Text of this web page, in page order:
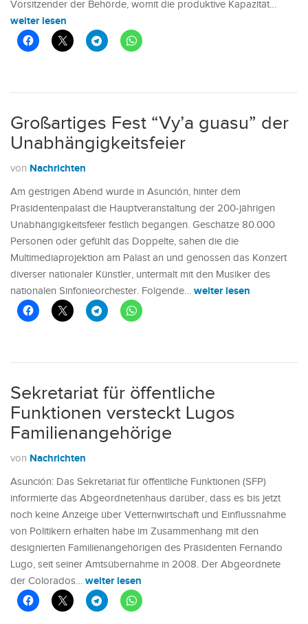
Vorsitzender der Behörde, womit die produktive Kapazität…
weiter lesen
Großartiges Fest “Vy’a guasu” der
Unabhängigkeitsfeier
von Nachrichten
Am gestrigen Abend wurde in Asunción, hinter dem
Präsidentenpalast die Hauptveranstaltung der 200-jährigen
Unabhängigkeitsfeier festlich begangen. Geschätze 80.000
Personen oder gefühlt das Doppelte, sahen die die
Multimediaprojektion am Palast an und genossen das Konzert
diverser nationaler Künstler, untermalt mit den Musiker des
nationalen Sinfonieorchester. Folgende… weiter lesen
Sekretariat für öffentliche
Funktionen versteckt Lugos
Familienangehörige
von Nachrichten
Asunción: Das Sekretariat für öffentliche Funktionen (SFP)
informierte das Abgeordnetenhaus darüber, dass es bis jetzt
noch keine Anzeige über Vetternwirtschaft und Einflussnahme
von Politikern erhalten habe im Zusammenhang mit den
designierten Familienangehörigen des Präsidenten Fernando
Lugo, seit seiner Amtsübernahme in 2008. Der Abgeordnete
der Colorados… weiter lesen